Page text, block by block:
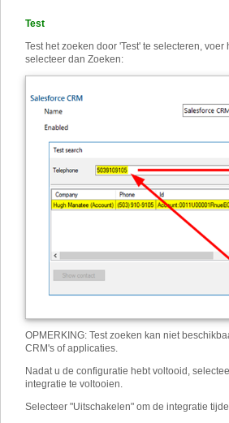
Test
Test het zoeken door 'Test' te selecteren, voer
selecteer dan Zoeken:
OPMERKING: Test zoeken kan niet
CRM's of applicaties.
Nadat u de configuratie hebt voltooid,
integratie te voltooien.
Selecteer "Uitschakelen" om de integratie